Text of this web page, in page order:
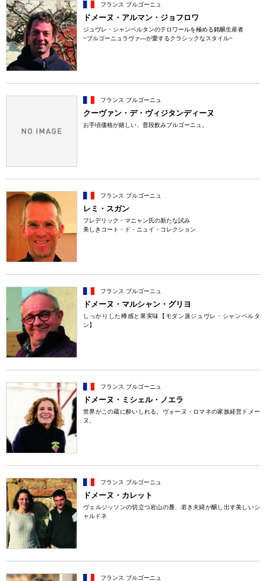
フランス ブルゴーニュ
ドメーヌ・アルマン・ジョフロワ
ジュヴレ・シャンベルタンのテロワールを極める銘醸生産者
~ブルゴーニュラヴァ―が愛するクラシックなスタイル~
フランス ブルゴーニュ
クーヴァン・デ・ヴィジタンディーヌ
お手頃価格が嬉しい、普段飲みブルゴーニュ。
フランス ブルゴーニュ
レミ・スガン
フレデリック・マニャン氏の新たな試み
美しきコート・ド・ニュイ・コレクション
フランス ブルゴーニュ
ドメーヌ・マルシャン・グリヨ
しっかりした樽感と果実味【モダン派ジュヴレ・シャンベルタ
ン】
フランス ブルゴーニュ
ドメーヌ・ミシェル・ノエラ
世界がこの蔵に酔いしれる。ヴォーヌ・ロマネの家族経営ドメー
ヌ。
フランス ブルゴーニュ
ドメーヌ・カレット
ヴェルジッソンの切立つ岩山の麓、若き夫婦が醸し出す美しいシ
ャルドネ
フランス ブルゴーニュ